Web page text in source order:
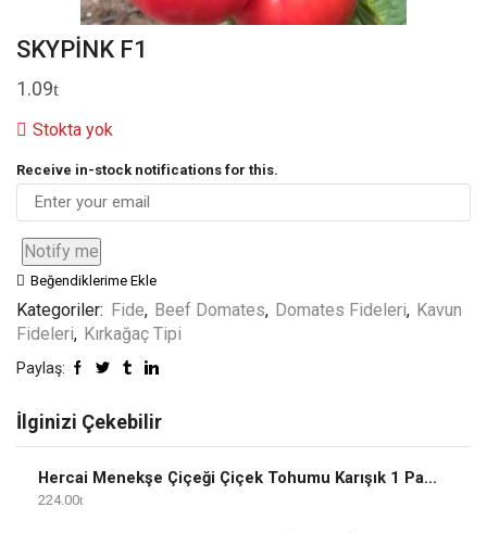
SKYPİNK F1
1.09
Stokta yok
Receive in-stock notifications for this.
Notify me
Beğendiklerime Ekle
Kategoriler: Fide, Beef Domates, Domates Fideleri, Kavun
Fideleri, Kırkağaç Tipi
Paylaş:
İlginizi Çekebilir
Hercai Menekşe Çiçeği Çiçek Tohumu Karışık 1 Paket
224.00